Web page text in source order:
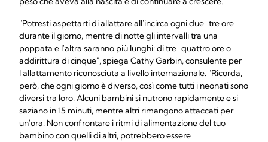
"Potresti aspettarti di allattare all'incirca ogni due-tre ore
durante il giorno, mentre di notte gli intervalli tra una
poppata e l'altra saranno più lunghi: di tre-quattro ore o
addirittura di cinque", spiega Cathy Garbin, consulente per
l'allattamento riconosciuta a livello internazionale. "Ricorda,
però, che ogni giorno è diverso, così come tutti i neonati sono
diversi tra loro. Alcuni bambini si nutrono rapidamente e si
saziano in 15 minuti, mentre altri rimangono attaccati per
un'ora. Non confrontare i ritmi di alimentazione del tuo
bambino con quelli di altri, potrebbero essere